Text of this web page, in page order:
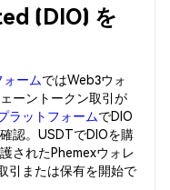
(DIO) を
ームではWeb3ウォ
ーントークン取引が
ラットフォームでDIO
認。USDTでDIOを購
されたPhemexウォレ
引または保有を開始で